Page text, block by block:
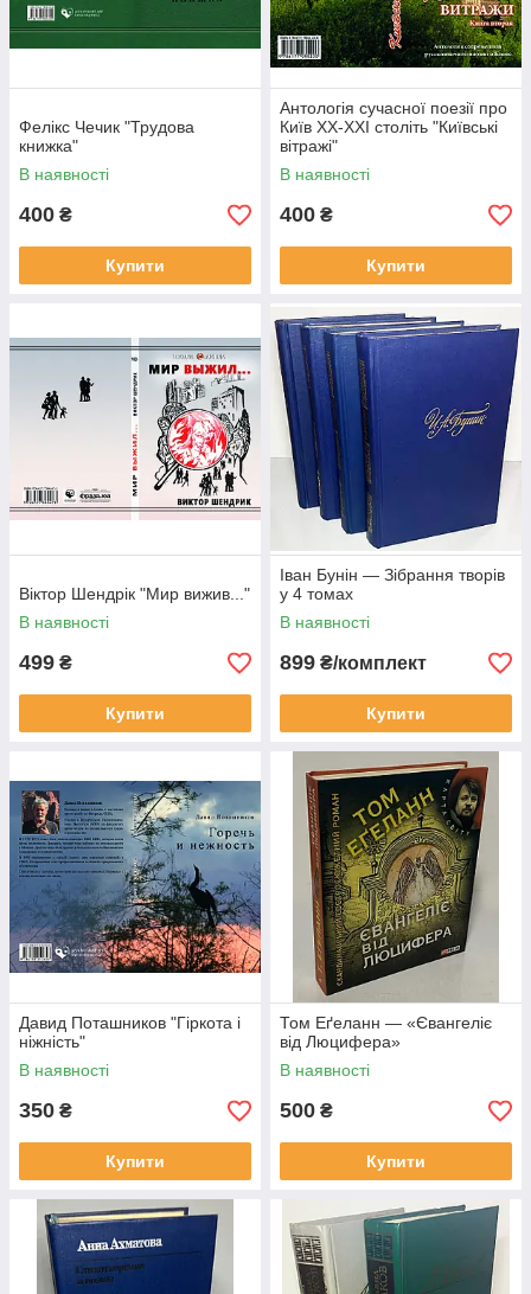
Фелікс Чечик "Трудова
книжка"
В наявності
400 ₴
Купити
Антологія сучасної поезії про
Київ ХХ-ХХІ століть "Київські
вітражі"
В наявності
400 ₴
Купити
Віктор Шендрік "Мир вижив..."
В наявності
499 ₴
Купити
Іван Бунін — Зібрання творів
у 4 томах
В наявності
899 ₴/комплект
Купити
Давид Поташников "Гіркота і
ніжність"
В наявності
350 ₴
Купити
Том Еґеланн — «Євангеліє
від Люцифера»
В наявності
500 ₴
Купити